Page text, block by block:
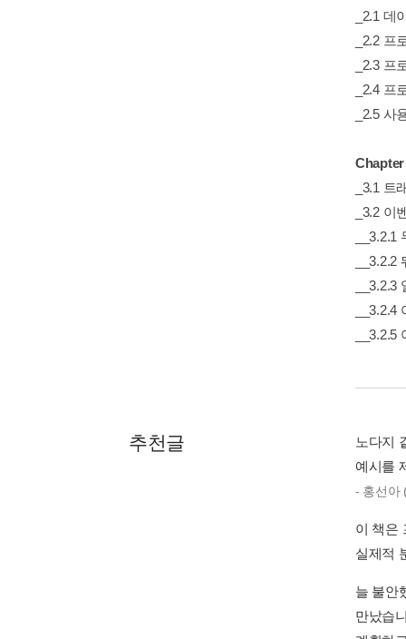
_2.1
_2.2
_2.3
_2.4
_2.5
Chapter
_3.1
_3.2
추천글
노다지
예시를
- 홍선아
이 책은
실제적
늘 불안
만났습